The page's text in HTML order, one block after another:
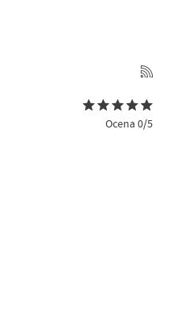
Ocena 0/5